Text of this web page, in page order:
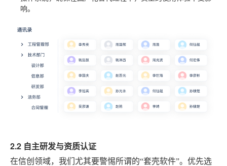
响。
2.2 自主研发与资质认证
在信创领域，我们尤其要警惕所谓的“套壳软件”。优先选